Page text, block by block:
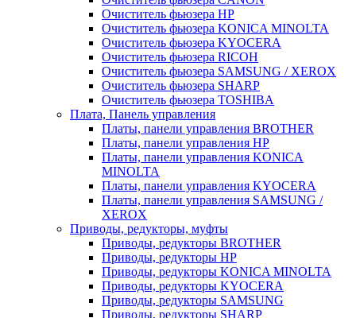
Очиститель фьюзера HP
Очиститель фьюзера KONICA MINOLTA
Очиститель фьюзера KYOCERA
Очиститель фьюзера RICOH
Очиститель фьюзера SAMSUNG / XEROX
Очиститель фьюзера SHARP
Очиститель фьюзера TOSHIBA
Плата, Панель управления
Платы, панели управления BROTHER
Платы, панели управления HP
Платы, панели управления KONICA
MINOLTA
Платы, панели управления KYOCERA
Платы, панели управления SAMSUNG /
XEROX
Приводы, редукторы, муфты
Приводы, редукторы BROTHER
Приводы, редукторы HP
Приводы, редукторы KONICA MINOLTA
Приводы, редукторы KYOCERA
Приводы, редукторы SAMSUNG
Приводы, редукторы SHARP